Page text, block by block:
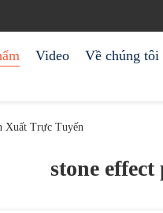
Video Về chúng tôi
Xuất Trực Tuyến
stone